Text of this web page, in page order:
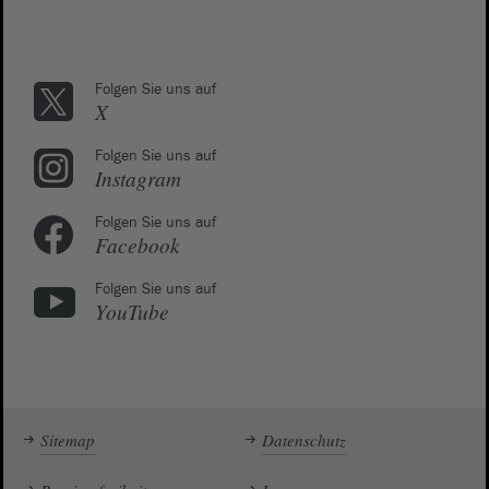
Folgen Sie uns auf
X
Folgen Sie uns auf
Instagram
Folgen Sie uns auf
Facebook
Folgen Sie uns auf
YouTube
Sitemap Datenschutz